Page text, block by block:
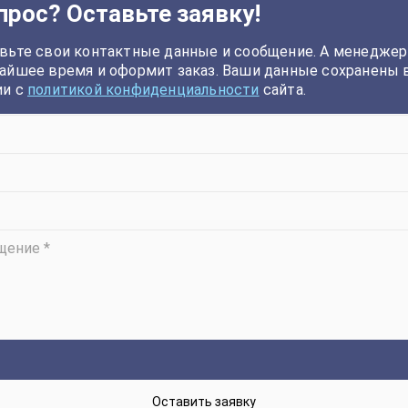
Оставьте заявку!
свои контактные данные и сообщение. А
время и оформит заказ. Ваши данные сохранены
с политикой конфиденциальности сайта.